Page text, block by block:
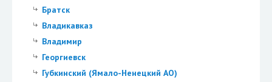
Братск
Владикавказ
Владимир
Георгиевск
Губкинский (Ямало-Ненецкий АО)